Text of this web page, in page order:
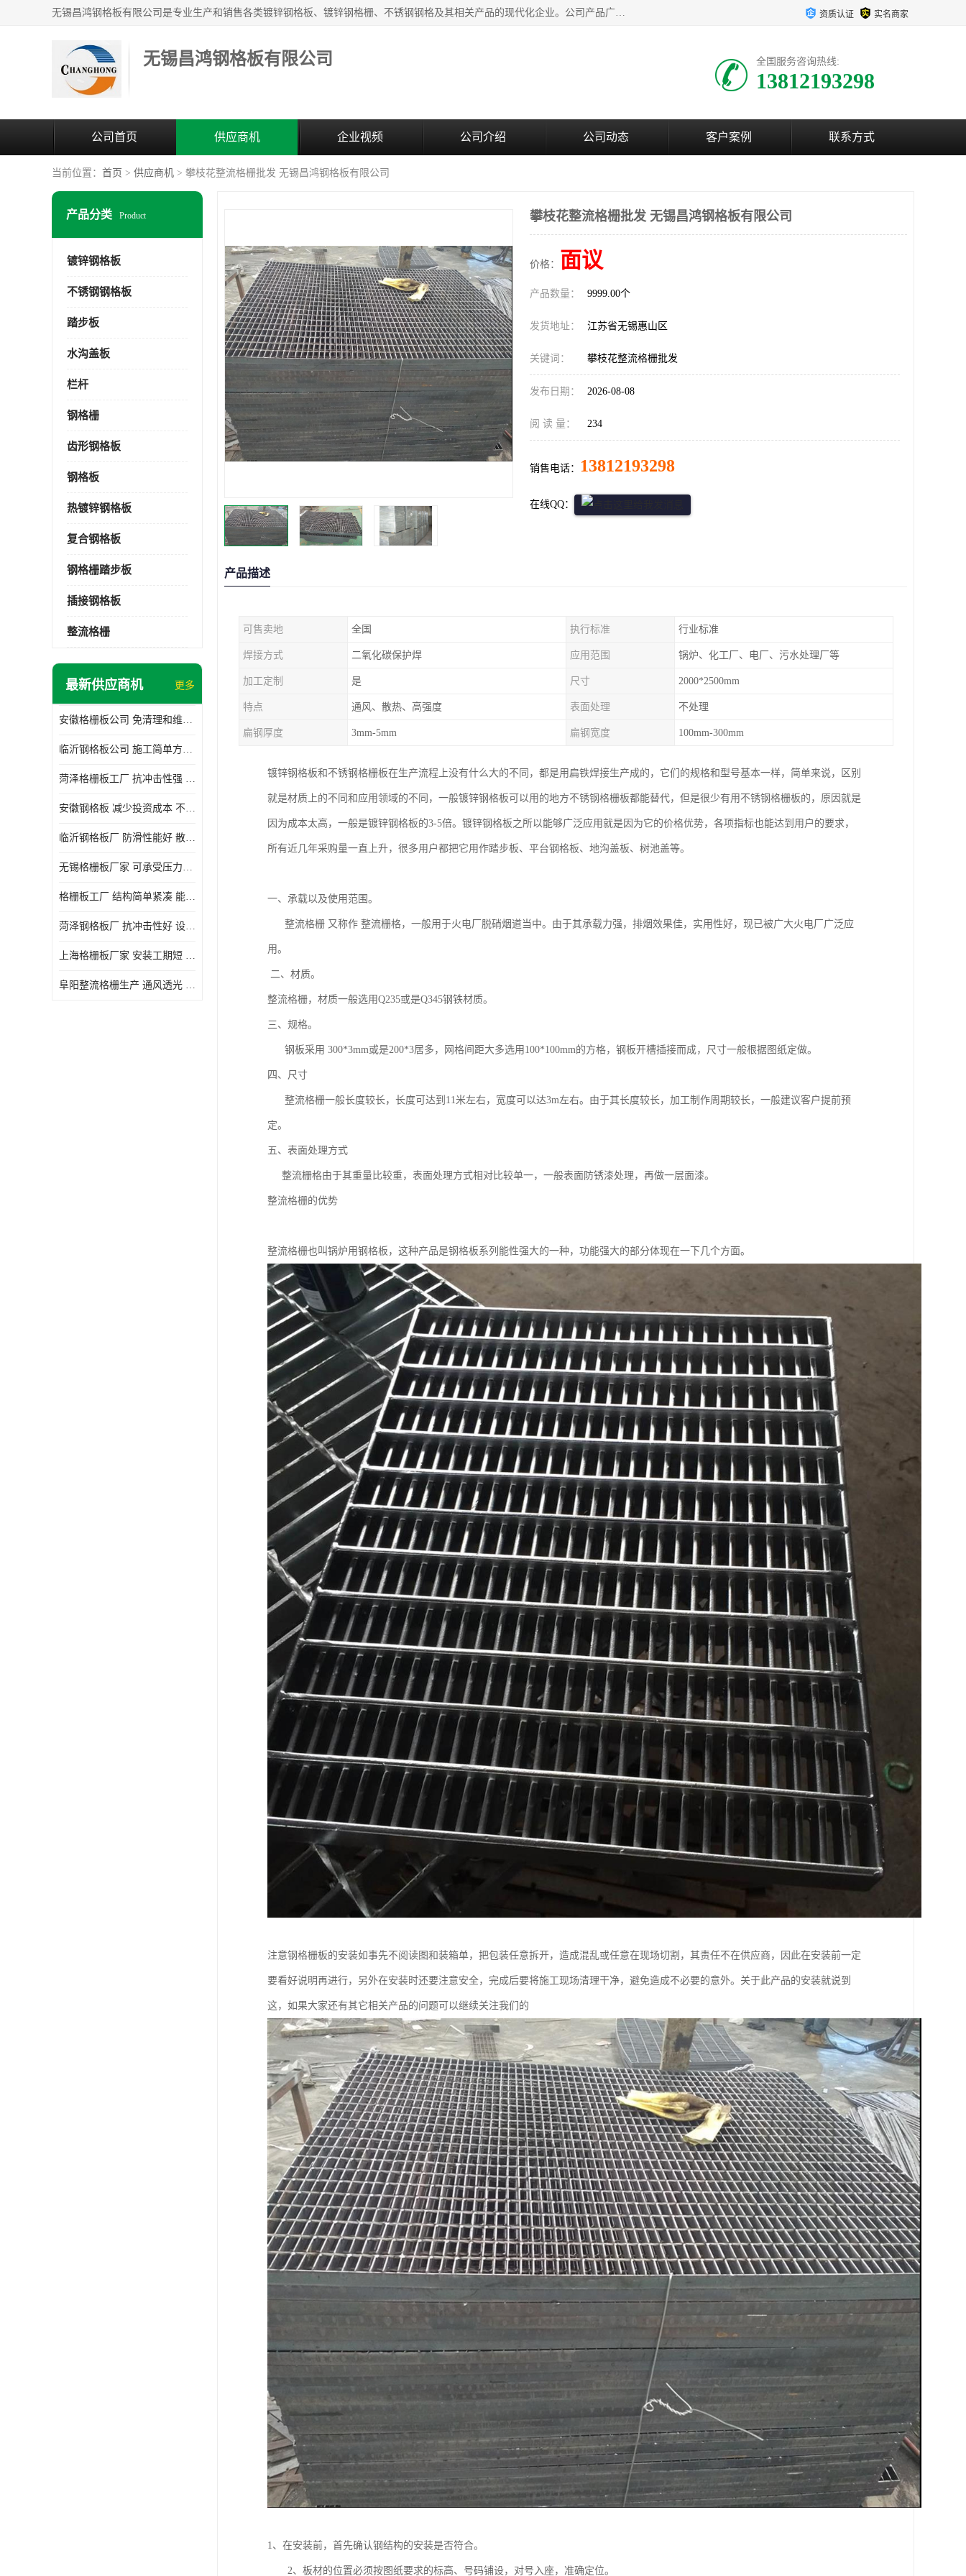
无锡昌鸿钢格板有限公司是专业生产和销售各类镀锌钢格板、镀锌钢格栅、不锈钢钢格及其相关产品的现代化企业。公司产品广泛运用于石油、化工、港口、电力、运输、造纸、医药、钢铁、食品、市政、房地产、制造业等各个领域。 资质认证 实名商家
无锡昌鸿钢格板有限公司 全国服务咨询热线:
13812193298
公司首页 供应商机 企业视频 公司介绍 公司动态 客户案例 联系方式
当前位置： 首页 > 供应商机 > 攀枝花整流格栅批发 无锡昌鸿钢格板有限公司
产品分类 Product
镀锌钢格板
不锈钢钢格板
踏步板
水沟盖板
栏杆
钢格栅
齿形钢格板
钢格板
热镀锌钢格板
复合钢格板
钢格栅踏步板
插接钢格板
整流格栅
最新供应商机 更多
安徽格栅板公司 免清理和维护 安装需要人工少
临沂钢格板公司 施工简单方便 通风好 减少风阻
菏泽格栅板工厂 抗冲击性强 安装需要人工少
安徽钢格板 减少投资成本 不用清洗和维护
临沂钢格板厂 防滑性能好 散热防爆效果好
无锡格栅板厂家 可承受压力强 安装需要人工少
格栅板工厂 结构简单紧凑 能减少风力破坏
菏泽钢格板厂 抗冲击性好 设计规范 通风透光
上海格栅板厂家 安装工期短 通风好 减少风阻
阜阳整流格栅生产 通风透光 免清理和维护
攀枝花整流格栅批发 无锡昌鸿钢格板有限公司
价格： 面议
产品数量： 9999.00个
发货地址： 江苏省无锡惠山区
关键词： 攀枝花整流格栅批发
发布日期： 2026-08-08
阅 读 量： 234
销售电话： 13812193298
在线QQ：
产品描述
可售卖地 全国 执行标准 行业标准
焊接方式 二氧化碳保护焊 应用范围 锅炉、化工厂、电厂、污水处理厂等
加工定制 是 尺寸 2000*2500mm
特点 通风、散热、高强度 表面处理 不处理
扁钢厚度 3mm-5mm 扁钢宽度 100mm-300mm
镀锌钢格板和不锈钢格栅板在生产流程上没有什么大的不同，都是用扁铁焊接生产成的，它们的规格和型号基本一样，简单来说，区别
就是材质上的不同和应用领域的不同，一般镀锌钢格板可以用的地方不锈钢格栅板都能替代，但是很少有用不锈钢格栅板的，原因就是
因为成本太高，一般是镀锌钢格板的3-5倍。镀锌钢格板之所以能够广泛应用就是因为它的价格优势，各项指标也能达到用户的要求，
所有近几年采购量一直上升，很多用户都把它用作踏步板、平台钢格板、地沟盖板、树池盖等。
一、承载以及使用范围。
整流格栅 又称作 整流栅格，一般用于火电厂脱硝烟道当中。由于其承载力强，排烟效果佳，实用性好，现已被广大火电厂广泛应
用。
二、材质。
整流格栅，材质一般选用Q235或是Q345钢铁材质。
三、规格。
钢板采用 300*3mm或是200*3居多，网格间距大多选用100*100mm的方格，钢板开槽插接而成，尺寸一般根据图纸定做。
四、尺寸
整流格栅一般长度较长，长度可达到11米左右，宽度可以达3m左右。由于其长度较长，加工制作周期较长，一般建议客户提前预
定。
五、表面处理方式
整流栅格由于其重量比较重，表面处理方式相对比较单一，一般表面防锈漆处理，再做一层面漆。
整流格栅的优势
整流格栅也叫锅炉用钢格板，这种产品是钢格板系列能性强大的一种，功能强大的部分体现在一下几个方面。
注意钢格栅板的安装如事先不阅读图和装箱单，把包装任意拆开，造成混乱或任意在现场切割，其责任不在供应商，因此在安装前一定
要看好说明再进行，另外在安装时还要注意安全，完成后要将施工现场清理干净，避免造成不必要的意外。关于此产品的安装就说到
这，如果大家还有其它相关产品的问题可以继续关注我们的
1、在安装前，首先确认钢结构的安装是否符合。
2、板材的位置必须按图纸要求的标高、号码铺设，对号入座，准确定位。